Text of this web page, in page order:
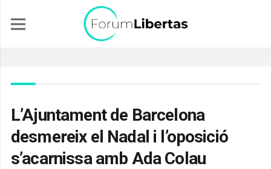
L’Ajuntament de Barcelona
desmereix el Nadal i l’oposició
s’acarnissa amb Ada Colau